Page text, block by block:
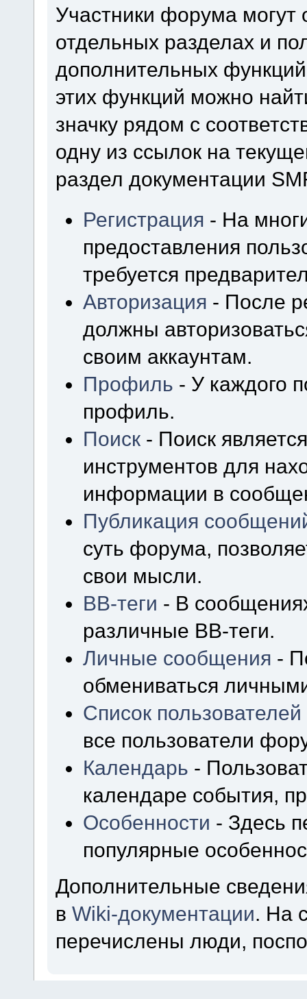
Участники форума
отдельных разделах и
дополнительных
этих функций можно
значку рядом с
одну из ссылок на
раздел документации
Регистрация - На
предоставления
требуется
Авторизация - После
должны
своим аккаунтам.
Профиль - У каждого
профиль.
Поиск - Поиск
инструментов для
информации в
Публикация
суть форума,
свои мысли.
BB-теги - В
различные BB-теги.
Личные сообщения -
обмениваться
Список пользователей
все пользователи
Календарь -
календаре события,
Особенности - Здесь
популярные
Дополнительные
вWiki-документации. На
перечислены люди,